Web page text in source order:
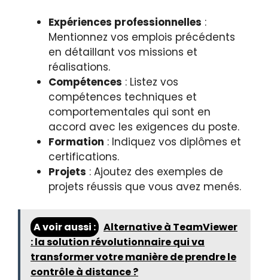
Expériences professionnelles :
Mentionnez vos emplois précédents
en détaillant vos missions et
réalisations.
Compétences : Listez vos
compétences techniques et
comportementales qui sont en
accord avec les exigences du poste.
Formation : Indiquez vos diplômes et
certifications.
Projets : Ajoutez des exemples de
projets réussis que vous avez menés.
A voir aussi : Alternative à TeamViewer
: la solution révolutionnaire qui va
transformer votre manière de prendre le
contrôle à distance ?